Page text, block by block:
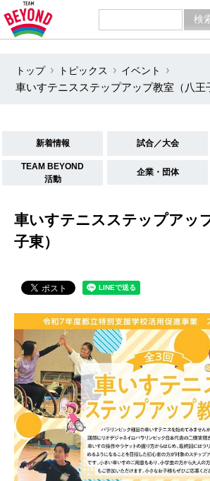
トップ トピックス
イベント
車いすテニスステップアップ教室（八王
新着情報 試合／大会
TEAM BEYOND
活動
企業・団体
車いすテニスステップアッ
子東）